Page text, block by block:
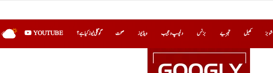
شوبز کھیل تجزیے بزنس دلچسپ و عجیب ویڈیوز صحت گوگلی نیوز کیا ہے؟ YOUTUBE